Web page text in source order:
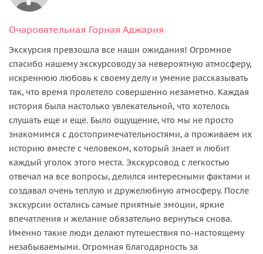
Очаровательная Горная Аджария
Экскурсия превзошла все наши ожидания! Огромное
спасибо нашему экскурсоводу за невероятную атмосферу,
искреннюю любовь к своему делу и умение рассказывать
так, что время пролетело совершенно незаметно. Каждая
история была настолько увлекательной, что хотелось
слушать еще и еще. Было ощущение, что мы не просто
знакомимся с достопримечательностями, а проживаем их
историю вместе с человеком, который знает и любит
каждый уголок этого места. Экскурсовод с легкостью
отвечал на все вопросы, делился интересными фактами и
создавал очень теплую и дружелюбную атмосферу. После
экскурсии остались самые приятные эмоции, яркие
впечатления и желание обязательно вернуться снова.
Именно такие люди делают путешествия по-настоящему
незабываемыми. Огромная благодарность за